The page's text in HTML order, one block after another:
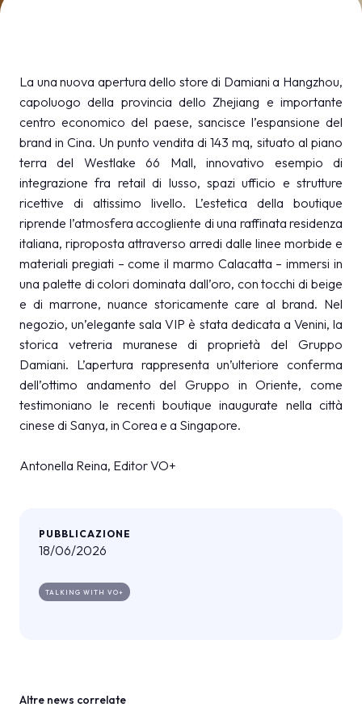
SCOPRI DI PIÙ arrow_circle_right
AREA RISERVATA VISITATORI
person
A cura di: ITEN
La una nuova apertura dello store di Damiani a Hangzhou,
capoluogo della provincia dello Zhejiang e importante
centro economico del paese, sancisce l’espansione del
brand in Cina. Un punto vendita di 143 mq, situato al piano
terra del Westlake 66 Mall, innovativo esempio di
integrazione fra retail di lusso, spazi ufficio e strutture
ricettive di altissimo livello. L’estetica della boutique
riprende l’atmosfera accogliente di una raffinata residenza
italiana, riproposta attraverso arredi dalle linee morbide e
materiali pregiati – come il marmo Calacatta – immersi in
una palette di colori dominata dall’oro, con tocchi di beige
e di marrone, nuance storicamente care al brand. Nel
negozio, un’elegante sala VIP è stata dedicata a Venini, la
storica vetreria muranese di proprietà del Gruppo
Damiani. L’apertura rappresenta un’ulteriore conferma
dell’ottimo andamento del Gruppo in Oriente, come
testimoniano le recenti boutique inaugurate nella città
cinese di Sanya, in Corea e a Singapore.
Antonella Reina, Editor VO+
PUBBLICAZIONE
18/06/2026
TALKING WITH VO+
Altre news correlate